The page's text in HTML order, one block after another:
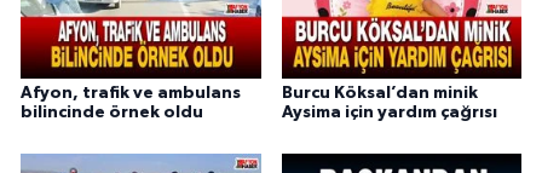
Afyon, trafik ve ambulans
bilincinde örnek oldu
Burcu Köksal’dan minik
Aysima için yardım çağrısı